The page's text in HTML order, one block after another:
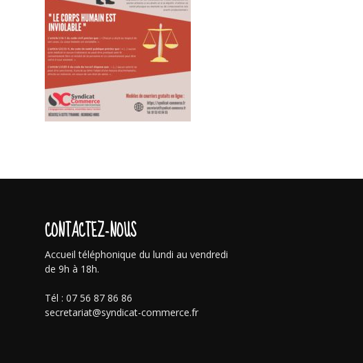
CONTACTEZ-NOUS
Accueil téléphonique du lundi au vendredi
de 9h à 18h.
Tél : 07 56 87 86 86
secretariat@syndicat-commerce.fr